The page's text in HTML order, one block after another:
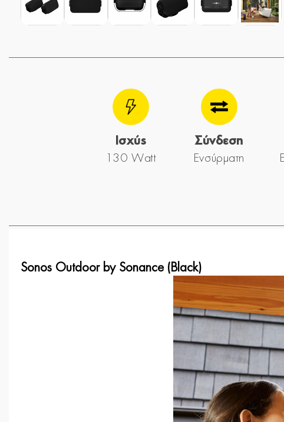
Ισχύς
130 Watt
Σύνδεση
Ενσύρματη
Sonos Outdoor by Sonance (Black)